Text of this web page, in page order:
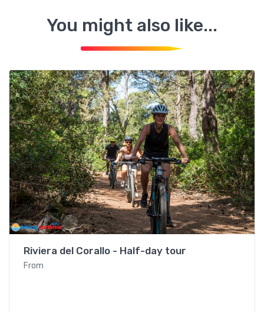
You might also like...
Alghero
Riviera del Corallo - Half-day tour
From